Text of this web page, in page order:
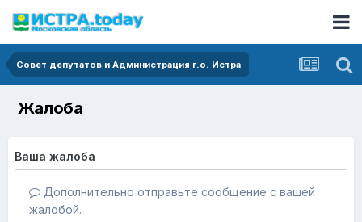
Совет депутатов и Администрация г.о. Истра
Жалоба
Ваша жалоба
Дополнительно отправьте сообщение с вашей
жалобой.